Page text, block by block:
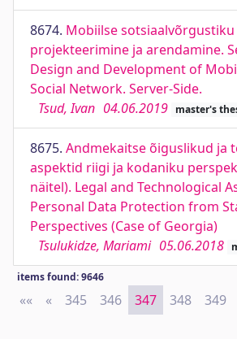
8674. Mobiilse sotsiaalvõrgustiku
projekteerimine ja arendamine.
Design and Development of
Social Network. Server-Side.
Tsud, Ivan 04.06.2019 master's
8675. Andmekaitse õiguslikud ja
aspektid riigi ja kodaniku
näitel). Legal and Technological
Personal Data Protection from
Perspectives (Case of Georgia)
Tsulukidze, Mariami 05.06.2018
items found: 9646
«« First
« Previous
345 346 347 348 349